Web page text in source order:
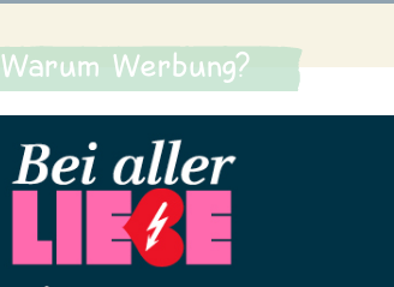
Warum Werbung?